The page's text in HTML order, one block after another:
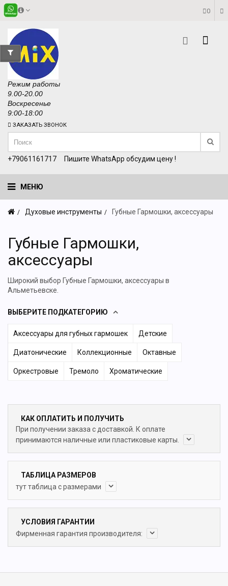
0
Режим работы
9.00-20.00
Воскресенье
9:00-18:00
ЗАКАЗАТЬ ЗВОНОК
+79061161717 Пишите WhatsApp обсудим цену !
МЕНЮ
Духовые инструменты Губные Гармошки, аксессуары
Губные Гармошки,
аксессуары
Широкий выбор Губные Гармошки, аксессуары в
Альметьевске.
ВЫБЕРИТЕ ПОДКАТЕГОРИЮ
Аксессуары для губных гармошек Детские
Диатонические Коллекционные Октавные
Оркестровые Тремоло Хроматические
КАК ОПЛАТИТЬ И ПОЛУЧИТЬ
При получении заказа с доставкой. К оплате
принимаются наличные или пластиковые карты.
ТАБЛИЦА РАЗМЕРОВ
тут таблица с размерами
УСЛОВИЯ ГАРАНТИИ
Фирменная гарантия производителя: